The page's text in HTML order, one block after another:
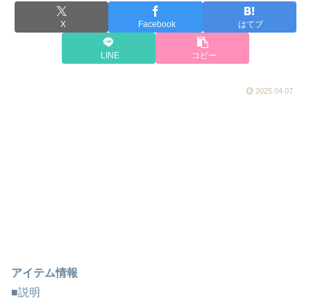
X Facebook はてブ
LINE コピー
2025.04.07
アイテム情報
■説明